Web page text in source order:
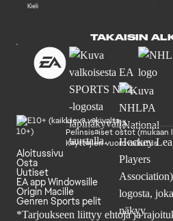
Kieli
TAKAISIN
Lievä väkivalta
Pelinsisäiset ostot
Käyttäjien vuorovaikutus
Aloitussivu
Osta
Uutiset
EA app Windowsille
Origin Macille
Genren Sports pelit
*Tarjoukseen liittyy ehtoja ja